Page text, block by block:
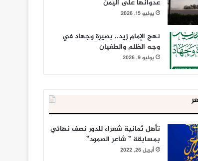
عدوانها على اليمن
يوليو 15, 2026
نهج الإمام زيد.. بصيرة وجهاد في
وجه الظلم والطغيان
يوليو 9, 2026
تأهل ثمانية شعراء للدور نصف نهائي
بمسابقة ” شاعر الصمود”
أبريل 26, 2022